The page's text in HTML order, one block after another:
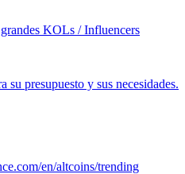
KOLs / Influencers
presupuesto y sus necesidades.
en/altcoins/trending